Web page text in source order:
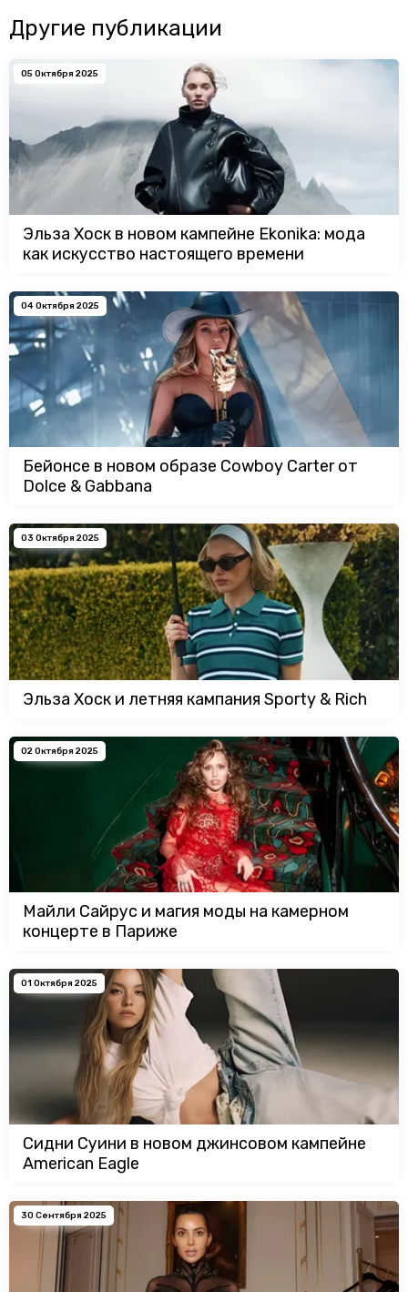
Другие публикации
05 Октября 2025
Эльза Хоск в новом кампейне Ekonika: мода
как искусство настоящего времени
04 Октября 2025
Бейонсе в новом образе Cowboy Carter от
Dolce & Gabbana
03 Октября 2025
Эльза Хоск и летняя кампания Sporty & Rich
02 Октября 2025
Майли Сайрус и магия моды на камерном
концерте в Париже
01 Октября 2025
Сидни Суини в новом джинсовом кампейне
American Eagle
30 Сентября 2025